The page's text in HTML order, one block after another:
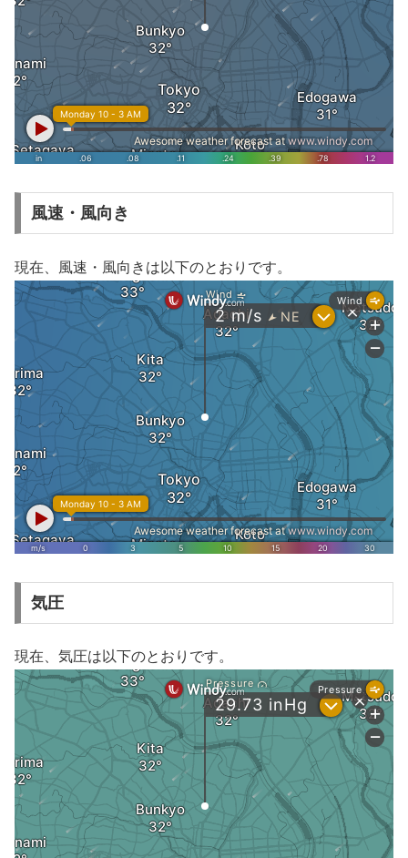
風速・風向き
現在、風速・風向きは以下のとおりです。
気圧
現在、気圧は以下のとおりです。